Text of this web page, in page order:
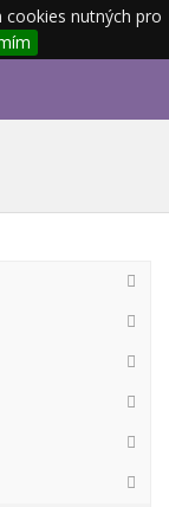
nutných pro